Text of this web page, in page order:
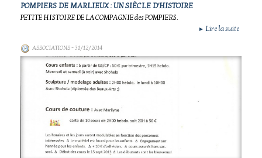
POMPIERS DE MARLIEUX : UN SIÈCLE D'HISTOIRE
PETITE HISTOIRE DE LA COMPAGNIE des POMPIERS.
► Lire la suite
ASSOCIATIONS- 31/12/2014